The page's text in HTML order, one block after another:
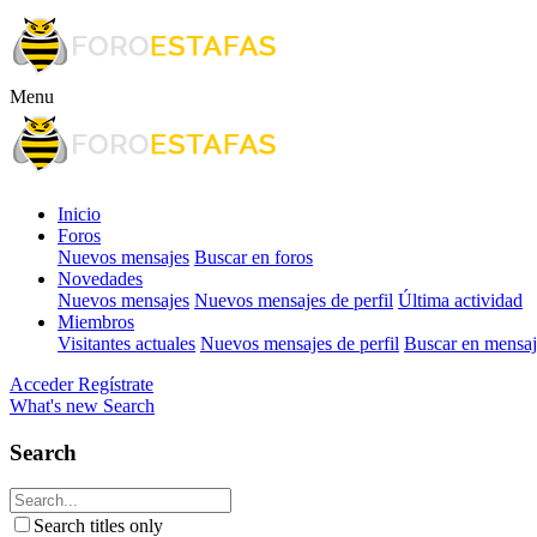
Menu
Inicio
Foros
Nuevos mensajes Buscar en foros
Novedades
Nuevos mensajes Nuevos mensajes de perfil Última actividad
Miembros
Visitantes actuales Nuevos mensajes de perfil Buscar en
Acceder Regístrate
What's new Search
Search
Search titles only